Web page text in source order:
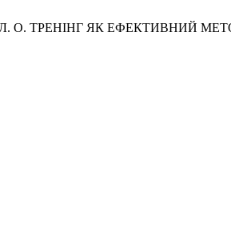
Л. О. ТРЕНІНГ ЯК